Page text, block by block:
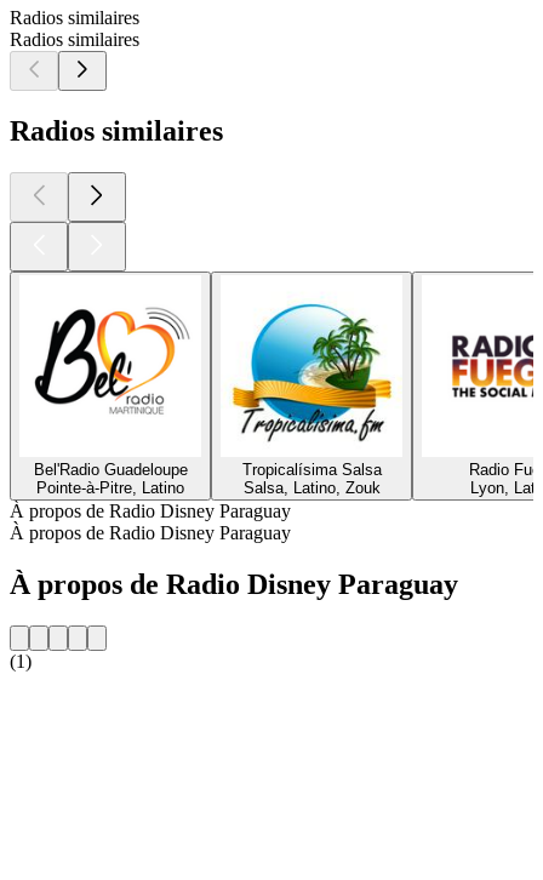
Radios similaires
Radios similaires
Radios similaires
Bel'Radio Guadeloupe
Pointe-à-Pitre, Latino
Tropicalísima Salsa
Salsa, Latino, Zouk
Radio
Lyon,
À propos de Radio Disney Paraguay
À propos de Radio Disney Paraguay
À propos de Radio Disney Paraguay
(1)